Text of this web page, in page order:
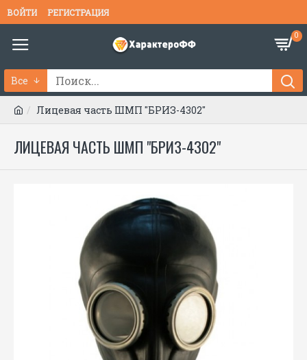
ВОЙТИ РЕГИСТРАЦИЯ
0
Все
Лицевая часть ШМП "БРИЗ-4302"
ЛИЦЕВАЯ ЧАСТЬ ШМП "БРИЗ-4302"